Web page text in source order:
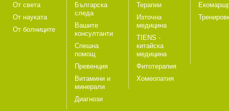
От света
От науката
От болниците
Българска
следа
Вашите
консултанти
Спешна
помощ
Превенция
Витамини и
минерали
Диагнози
Терапии
Източна
медицина
TIENS -
китайска
медицина
Фитотерапия
Хомеопатия